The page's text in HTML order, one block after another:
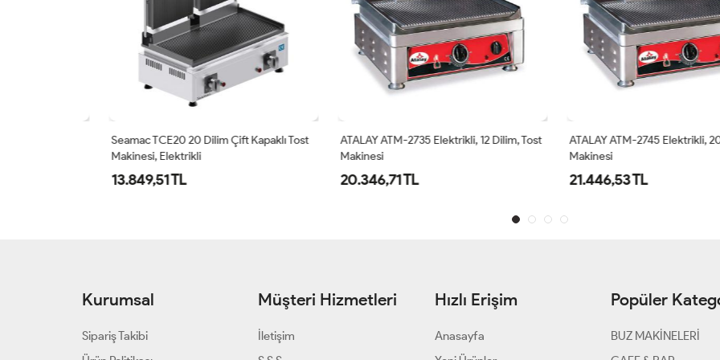
Seamac TCE20 20 Dilim Çift Kapaklı Tost
Makinesi, Elektrikli
13.849,51 TL
ATALAY ATM-2735 Elektrikli, 12 Dilim, Tost
Makinesi
20.346,71 TL
ATALAY ATM-2745 Elektrikli, 20
Makinesi
21.446,53 TL
Kurumsal
Sipariş Takibi
Müşteri Hizmetleri
İletişim
Hızlı Erişim
Anasayfa
Popüler
BUZ MAKİNELERİ